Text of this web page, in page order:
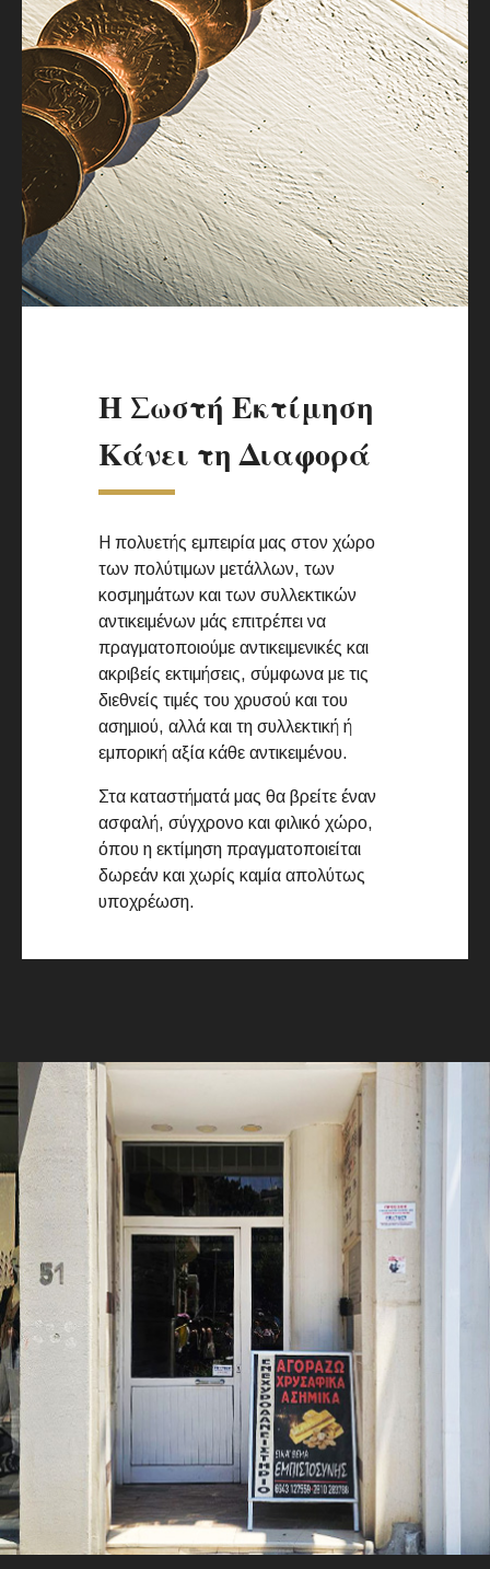
Η Σωστή Εκτίμηση
Κάνει τη Διαφορά
Η πολυετής εμπειρία μας στον χώρο
των πολύτιμων μετάλλων, των
κοσμημάτων και των συλλεκτικών
αντικειμένων μάς επιτρέπει να
πραγματοποιούμε αντικειμενικές και
ακριβείς εκτιμήσεις, σύμφωνα με τις
διεθνείς τιμές του χρυσού και του
ασημιού, αλλά και τη συλλεκτική ή
εμπορική αξία κάθε αντικειμένου.
Στα καταστήματά μας θα βρείτε έναν
ασφαλή, σύγχρονο και φιλικό χώρο,
όπου η εκτίμηση πραγματοποιείται
δωρεάν και χωρίς καμία απολύτως
υποχρέωση.